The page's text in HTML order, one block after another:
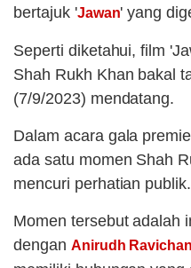
bertajuk 'Jawan' yang
Seperti diketahui, film
Shah Rukh Khan bakal
(7/9/2023) mendatang.
Dalam acara gala
ada satu momen Shah
mencuri perhatian publik.
Momen tersebut adalah
dengan Anirudh